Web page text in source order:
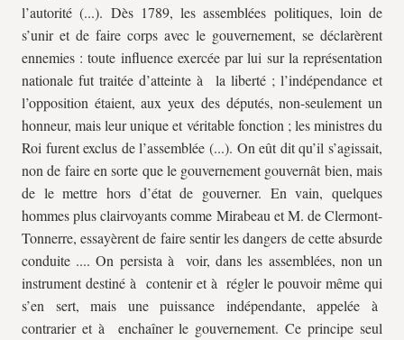
l’autorité (...). Dès 1789, les assemblées politiques, loin de
s’unir et de faire corps avec le gouvernement, se déclarèrent
ennemies : toute influence exercée par lui sur la représentation
nationale fut traitée d’atteinte à la liberté ; l’indépendance et
l’opposition étaient, aux yeux des députés, non-seulement un
honneur, mais leur unique et véritable fonction ; les ministres du
Roi furent exclus de l’assemblée (...). On eût dit qu’il s’agissait,
non de faire en sorte que le gouvernement gouvernât bien, mais
de le mettre hors d’état de gouverner. En vain, quelques
hommes plus clairvoyants comme Mirabeau et M. de Clermont-
Tonnerre, essayèrent de faire sentir les dangers de cette absurde
conduite .... On persista à voir, dans les assemblées, non un
instrument destiné à contenir et à régler le pouvoir même qui
s’en sert, mais une puissance indépendante, appelée à
contrarier et à enchaîner le gouvernement. Ce principe seul